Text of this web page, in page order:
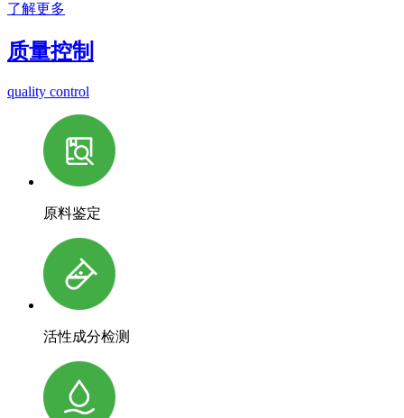
了解更多
质量控制
quality control
原料鉴定
活性成分检测